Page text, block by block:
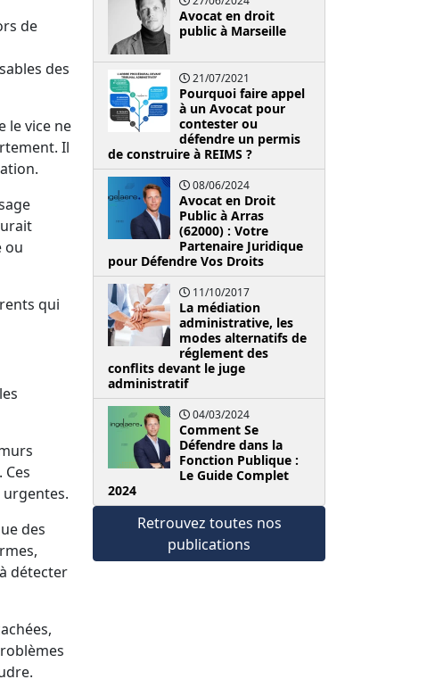
de
des
le vice ne
Il
ou
qui
des
détecter
Avocat en droit
public à Marseille
21/07/2021
Pourquoi faire appel
à un Avocat pour
contester ou
défendre un permis
de construire à REIMS ?
08/06/2024
Avocat en Droit
Public à Arras
(62000) : Votre
Partenaire Juridique
pour Défendre Vos Droits
11/10/2017
La médiation
administrative, les
modes alternatifs de
réglement des
conflits devant le juge
administratif
04/03/2024
Comment Se
Défendre dans la
Fonction Publique :
Le Guide Complet
2024
Retrouvez toutes nos
publications